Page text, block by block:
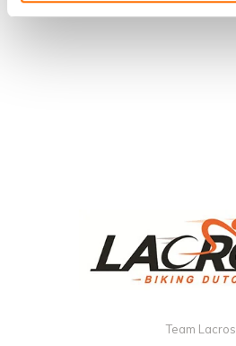
Team Lacros